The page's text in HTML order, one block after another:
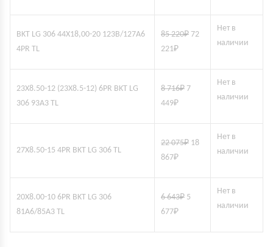
BKT LG 306 44X18,00-20 123B/127A6
4PR TL
85 220₽ 72
221₽
Нет в
наличии
23X8.50-12 (23X8.5-12) 6PR BKT LG
306 93A3 TL
8 716₽ 7
449₽
Нет в
наличии
27X8.50-15 4PR BKT LG 306 TL
22 075₽ 18
867₽
Нет в
наличии
20X8.00-10 6PR BKT LG 306
81A6/85A3 TL
6 643₽ 5
677₽
Нет в
наличии